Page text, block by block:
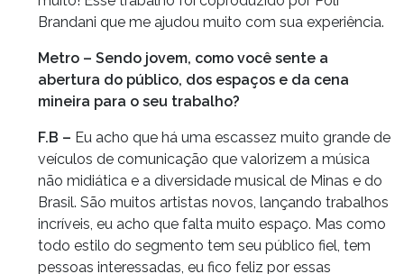
Brandani que me ajudou muito com sua experiência.
Metro – Sendo jovem, como você sente a
abertura do público, dos espaços e da cena
mineira para o seu trabalho?
F.B – Eu acho que há uma escassez muito grande de
veículos de comunicação que valorizem a música
não midiática e a diversidade musical de Minas e do
Brasil. São muitos artistas novos, lançando trabalhos
incríveis, eu acho que falta muito espaço. Mas como
todo estilo do segmento tem seu público fiel, tem
pessoas interessadas, eu fico feliz por essas